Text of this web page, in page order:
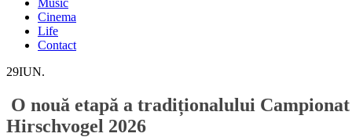
Music
Cinema
Life
Contact
29IUN.
O nouă etapă a tradiționalului
Hirschvogel 2026